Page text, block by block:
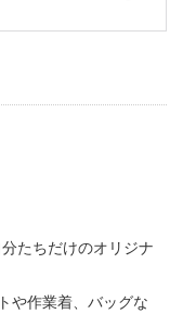
たちだけのオリジナ
や作業着、バッグな